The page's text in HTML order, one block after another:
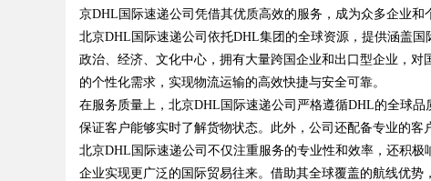
uz
京DHL国际速递公司凭借其优质高效的服务，成为众多企业和
北京DHL国际速递公司依托DHL集团的全球资源，提供涵盖
政治、经济、文化中心，拥有大量跨国企业和出口型企业，
的个性化需求，实现物流运输的高效快捷与安全可靠。
在服务质量上，北京DHL国际速递公司严格遵循DHL的全球
保证客户能够实时了解货物状态。此外，公司还配备专业的客
北京DHL国际速递公司不仅注重服务的专业性和效率，还积
企业实现更广泛的国际贸易往来。借助其全球覆盖的航线优势